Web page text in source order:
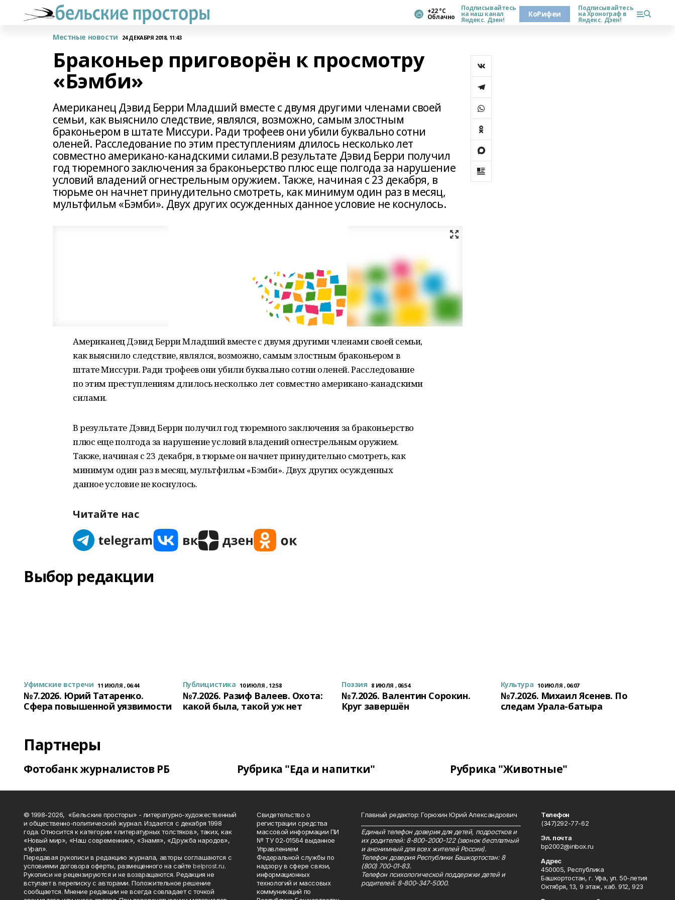
+22 °С
Облачно
Подписывайтесь
на наш канал
Яндекс. Дзен!
КоРифеи
Подписывайтесь
на Хронограф в
Яндекс. Дзен!
Местные новости 24 ДЕКАБРЯ 2018, 11:43
Браконьер приговорён к просмотру
«Бэмби»
Американец Дэвид Берри Младший вместе с двумя другими членами своей
семьи, как выяснило следствие, являлся, возможно, самым злостным
браконьером в штате Миссури. Ради трофеев они убили буквально сотни
оленей. Расследование по этим преступлениям длилось несколько лет
совместно американо-канадскими силами.В результате Дэвид Берри получил
год тюремного заключения за браконьерство плюс еще полгода за нарушение
условий владений огнестрельным оружием. Также, начиная с 23 декабря, в
тюрьме он начнет принудительно смотреть, как минимум один раз в месяц,
мультфильм «Бэмби». Двух других осужденных данное условие не коснулось.
Американец Дэвид Берри Младший вместе с двумя другими членами своей семьи,
как выяснило следствие, являлся, возможно, самым злостным браконьером в
штате Миссури. Ради трофеев они убили буквально сотни оленей. Расследование
по этим преступлениям длилось несколько лет совместно американо-канадскими
силами.
В результате Дэвид Берри получил год тюремного заключения за браконьерство
плюс еще полгода за нарушение условий владений огнестрельным оружием.
Также, начиная с 23 декабря, в тюрьме он начнет принудительно смотреть, как
минимум один раз в месяц, мультфильм «Бэмби». Двух других осужденных
данное условие не коснулось.
Читайте нас
Выбор редакции
Уфимские встречи 11 ИЮЛЯ , 06:44
№7.2026. Юрий Татаренко.
Сфера повышенной уязвимости
Публицистика 10 ИЮЛЯ , 12:58
№7.2026. Разиф Валеев. Охота:
какой была, такой уж нет
Поэзия 8 ИЮЛЯ , 06:54
№7.2026. Валентин Сорокин.
Круг завершён
Культура 10 ИЮЛЯ , 06:07
№7.2026. Михаил Ясенев. По
следам Урала-батыра
Партнеры
Фотобанк журналистов РБ Рубрика "Еда и напитки" Рубрика "Животные"
© 1998-2026, «Бельские просторы» - литературно-художественный
и общественно-политический журнал. Издается с декабря 1998
года. Относится к категории «литературных толстяков», таких, как
«Новый мир», «Наш современник», «Знамя», «Дружба народов»,
«Урал».
Передавая рукописи в редакцию журнала, авторы соглашаются с
условиями договора оферты, размещенного на сайтеbelprost.ru.
Рукописи не рецензируются и не возвращаются. Редакция не
вступает в переписку с авторами. Положительное решение
сообщается. Мнение редакции не всегда совпадает с точкой
Свидетельство о
регистрации средства
массовой информации ПИ
№ ТУ 02-01564 выданное
Управлением
Федеральной службы по
надзору в сфере связи,
информационных
технологий и массовых
коммуникаций по
Главный редактор: Горюхин Юрий Александрович
Единый телефон доверия для детей, подростков и
их родителей: 8-800-2000-122 (звонок бесплатный
и анонимный для всех жителей России).
Телефон доверия Республики Башкортостан: 8
(800) 700-01-83.
Телефон психологической поддержки детей и
родителей: 8-800-347-5000.
Телефон
(347)292-77-62
Эл. почта
bp2002@inbox.ru
Адрес
450005, Республика
Башкортостан, г. Уфа, ул. 50-летия
Октября, 13, 9 этаж, каб. 912, 923